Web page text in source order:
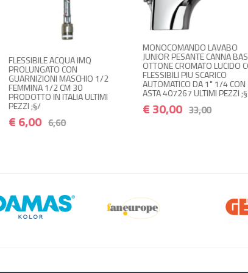
JUNIOR PESANTE CANNA BASSA
OTTONE CROMATO LUCIDO CON
FLESSIBILI PIU SCARICO
AUTOMATICO DA 1" 1/4 CON
ASTA 407267 ULTIMI PEZZI ;§
€ 30,00
BL ROMPIGETTO
ATTACCO
PEZZI 2 IN
22010022 ;§/
€ 2,00